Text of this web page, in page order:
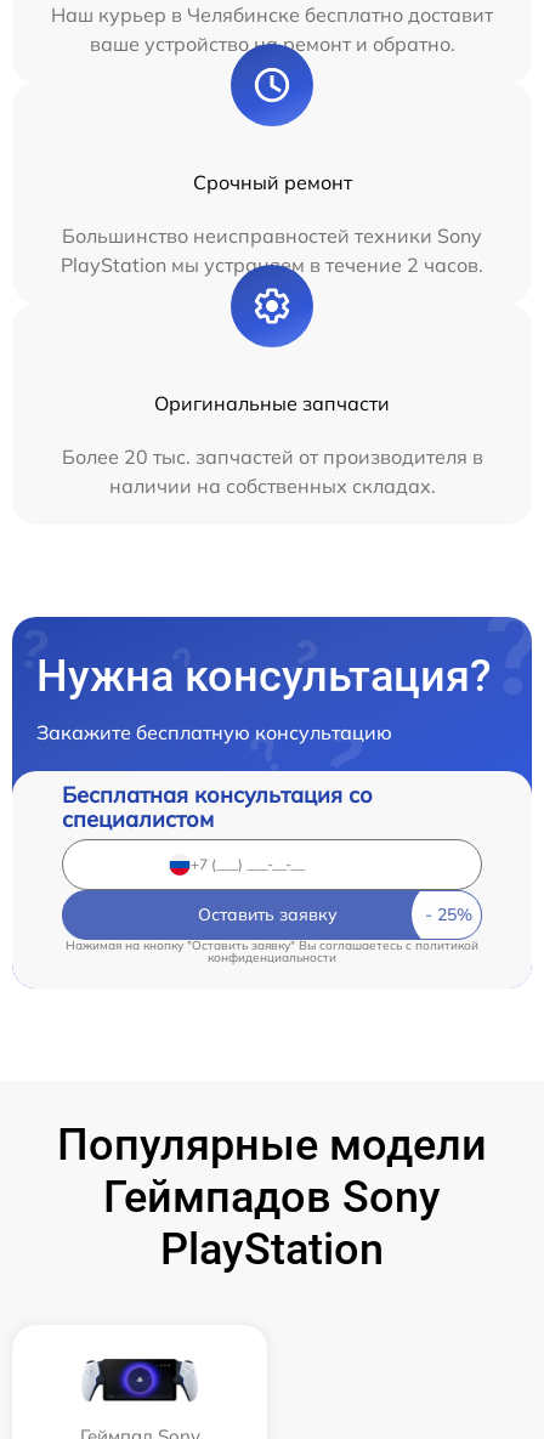
Наш курьер в Челябинске бесплатно доставит
ваше устройство на ремонт и обратно.
Срочный ремонт
Большинство неисправностей техники Sony
PlayStation мы устраняем в течение 2 часов.
Оригинальные запчасти
Более 20 тыс. запчастей от производителя в
наличии на собственных складах.
Нужна консультация?
Закажите бесплатную консультацию
Бесплатная консультация со
специалистом
Оставить заявку
Нажимая на кнопку "Оставить заявку" Вы соглашаетесь cполитикой
конфиденциальности
Популярные модели
Геймпадов Sony
PlayStation